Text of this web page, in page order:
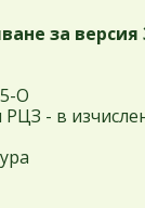
за версия
О
- в